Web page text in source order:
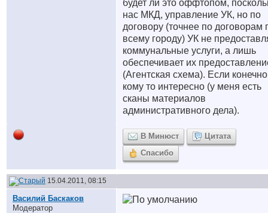
будет ли это оффтопом,
нас МКД, управление УК, но по
договору (точнее по договорам
всему городу) УК не
коммунальные услуги, а лишь
обеспечивает их
(Агентская схема). Если
кому то интересно (у меня есть
сканы материалов
административного дела).
В Минюст
Цитата
Спасибо
15.04.2011, 08:15
Василий Баскаков
Модератор